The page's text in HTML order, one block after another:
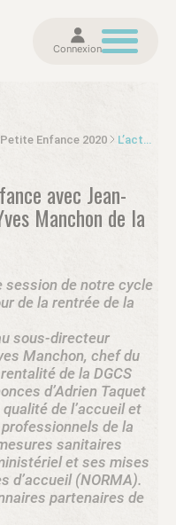
Connexion
Enfance 2020 L’actualité de la Petite Enfance avec Jean-François Meira et Pierre-Yves Manchon de la DGCS
avec Jean-
Manchon de la
session de notre cycle
de la rentrée de la
sous-directeur
Manchon, chef du
de la DGCS
d’Adrien Taquet
de l’accueil et
de la
sanitaires
et ses mises
d’accueil (NORMA).
partenaires de